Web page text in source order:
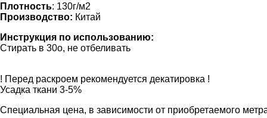
Плотность: 130г/м2
Производство: Китай
Инструкция по использованию:
Стирать в 30o, не отбеливать
! Перед раскроем рекомендуется декатировка !
Усадка ткани 3-5%
Специальная цена, в зависимости от приобретаемого